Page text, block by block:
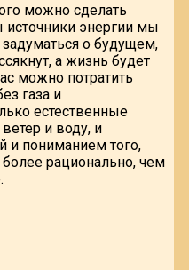
можно сделать
энергии мы
о будущем,
а жизнь будет
можно потратить
газа и
естественные
и воду, и
и пониманием того,
рационально, чем